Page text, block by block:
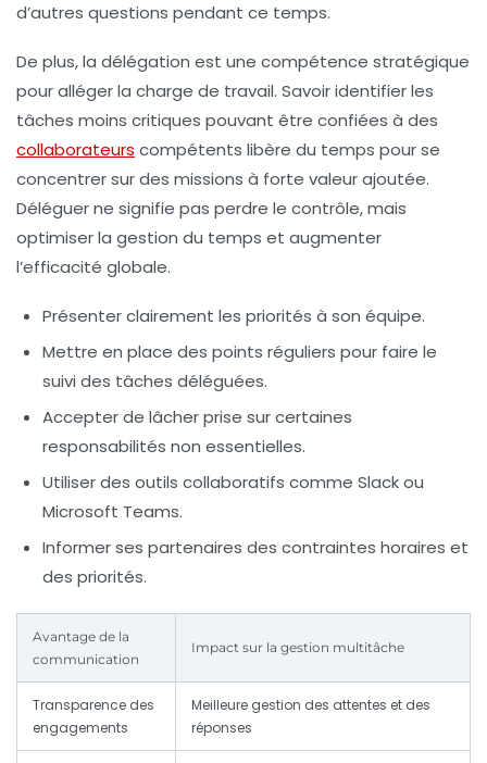
d’autres questions pendant ce temps.
De plus, la délégation est une compétence stratégique
pour alléger la charge de travail. Savoir identifier les
tâches moins critiques pouvant être confiées à des
collaborateurs compétents libère du temps pour se
concentrer sur des missions à forte valeur ajoutée.
Déléguer ne signifie pas perdre le contrôle, mais
optimiser la gestion du temps et augmenter
l’efficacité globale.
Présenter clairement les priorités à son équipe.
Mettre en place des points réguliers pour faire le
suivi des tâches déléguées.
Accepter de lâcher prise sur certaines
responsabilités non essentielles.
Utiliser des outils collaboratifs comme Slack ou
Microsoft Teams.
Informer ses partenaires des contraintes horaires et
des priorités.
Avantage de la
communication
Impact sur la gestion multitâche
Transparence des
engagements
Meilleure gestion des attentes et des
réponses